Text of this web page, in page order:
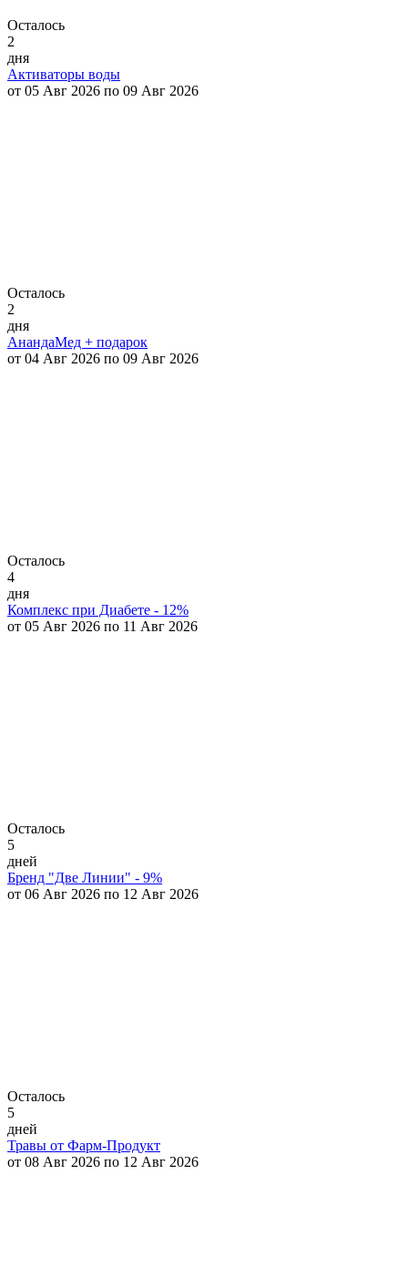
Осталось
2
дня
Активаторы воды
от 05 Авг 2026 по 09 Авг 2026
Осталось
2
дня
АнандаМед + подарок
от 04 Авг 2026 по 09 Авг 2026
Осталось
4
дня
Комплекс при Диабете - 12%
от 05 Авг 2026 по 11 Авг 2026
Осталось
5
дней
Бренд "Две Линии" - 9%
от 06 Авг 2026 по 12 Авг 2026
Осталось
5
дней
Травы от Фарм-Продукт
от 08 Авг 2026 по 12 Авг 2026